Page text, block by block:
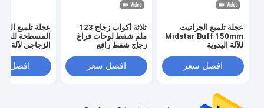
عجلة تلميع الجرانيت
Midstar Buff 150mm
للآلة اليدوية
افضل سعر
ثلاثة أكواب زجاج 123
ملم شفط لوحات فراغ
زجاج شفط رافع
افضل سعر
عجلة تلميع
المسطحة
الزجاجي لآلة
افضل